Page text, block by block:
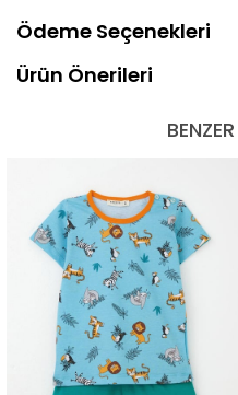
Ödeme Seçenekleri
Ürün Önerileri